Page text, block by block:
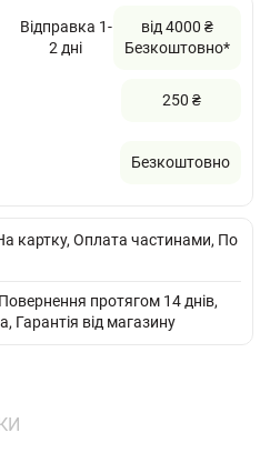
Відправка 1-
2 дні
від 4000 ₴
Безкоштовно*
250 ₴
Безкоштовно
картку, Оплата частинами, По
протягом 14 днів,
Гарантія від магазину